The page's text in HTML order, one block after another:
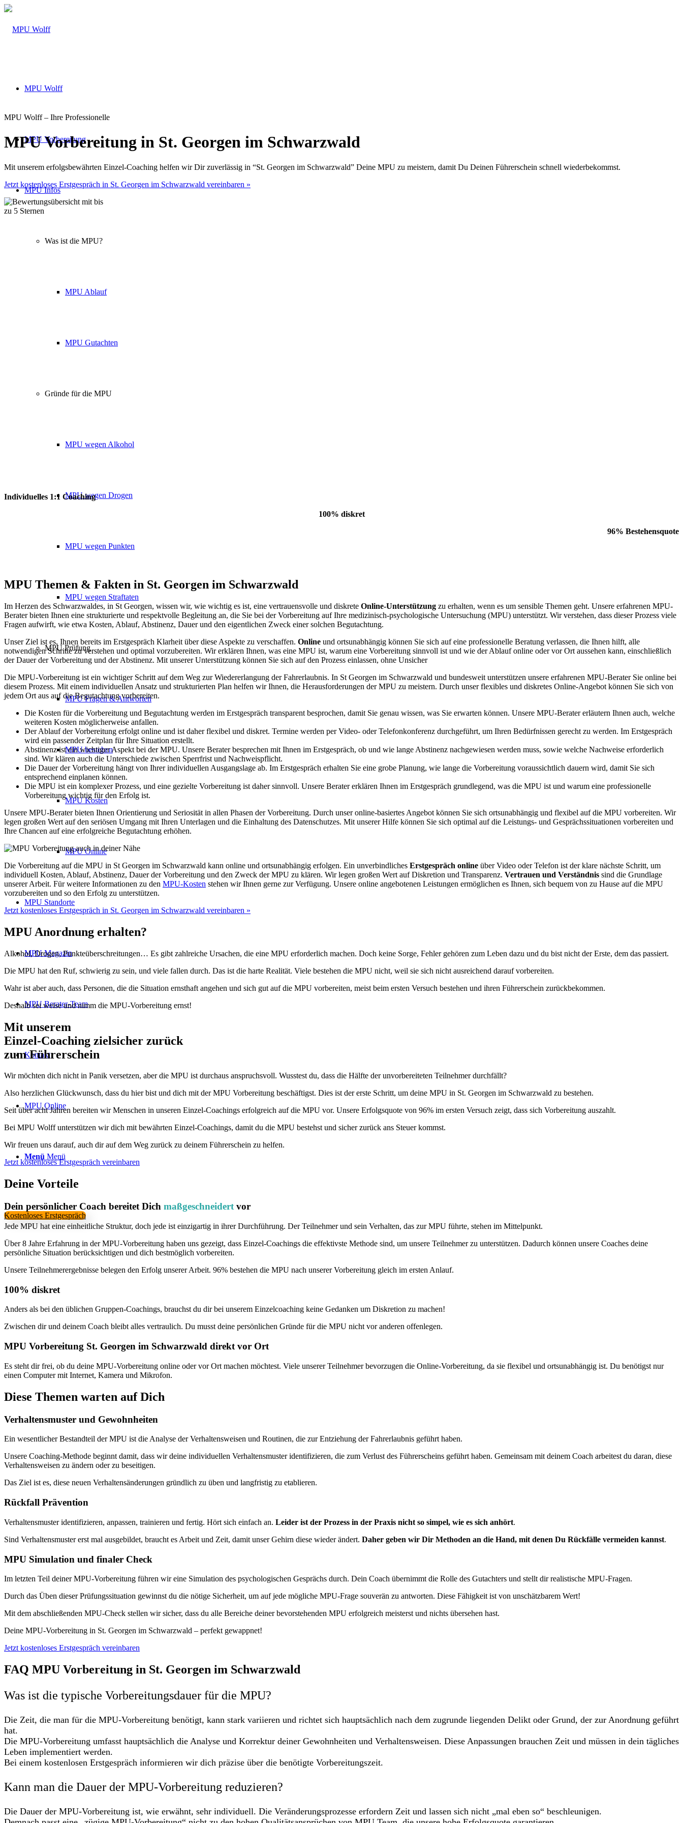
MPU Wolff
MPU Vorbereitung
MPU Infos
Was ist die MPU?
MPU Ablauf
MPU Gutachten
Gründe für die MPU
MPU wegen Alkohol
MPU wegen Drogen
MPU wegen Punkten
MPU wegen Straftaten
MPU Prüfung
MPU Fragen & Antworten
MPU bestehen
MPU Kosten
MPU Online
MPU Standorte
MPU Magazin
MPU Berater-Team
Kontakt
MPU Online
Menü Menü
Kostenloses Erstgespräch
MPU Wolff – Ihre Professionelle
MPU Vorbereitung in St. Georgen im Schwarzwald
Mit unserem erfolgsbewährten Einzel-Coaching helfen wir Dir zuverlässig in “St. Georgen im Schwarzwald” Deine MPU zu meistern, damit Du Deinen Führerschein schnell wiederbekommst.
Jetzt kostenloses Erstgespräch in St. Georgen im Schwarzwald vereinbaren »
Individuelles 1:1 Coaching
100% diskret
96% Bestehensquote
MPU Themen & Fakten in St. Georgen im Schwarzwald
Im Herzen des Schwarzwaldes, in St Georgen, wissen wir, wie wichtig es ist, eine vertrauensvolle und diskrete Online-Unterstützung zu erhalten, wenn es um sensible Themen geht. Unsere erfahrenen MPU-
Berater bieten Ihnen eine strukturierte und respektvolle Begleitung an, die Sie bei der Vorbereitung auf Ihre medizinisch-psychologische Untersuchung (MPU) unterstützt. Wir verstehen, dass dieser Prozess viele
Fragen aufwirft, wie etwa Kosten, Ablauf, Abstinenz, Dauer und den eigentlichen Zweck einer solchen Begutachtung.
Unser Ziel ist es, Ihnen bereits im Erstgespräch Klarheit über diese Aspekte zu verschaffen. Online und ortsunabhängig können Sie sich auf eine professionelle Beratung verlassen, die Ihnen hilft, alle
notwendigen Schritte zu verstehen und optimal vorzubereiten. Wir erklären Ihnen, was eine MPU ist, warum eine Vorbereitung sinnvoll ist und wie der Ablauf online oder vor Ort aussehen kann, einschließlich
der Dauer der Vorbereitung und der Abstinenz. Mit unserer Unterstützung können Sie sich auf den Prozess einlassen, ohne Unsicher
Die MPU-Vorbereitung ist ein wichtiger Schritt auf dem Weg zur Wiedererlangung der Fahrerlaubnis. In St Georgen im Schwarzwald und bundesweit unterstützen unsere erfahrenen MPU-Berater Sie online bei
diesem Prozess. Mit einem individuellen Ansatz und strukturierten Plan helfen wir Ihnen, die Herausforderungen der MPU zu meistern. Durch unser flexibles und diskretes Online-Angebot können Sie sich von
jedem Ort aus auf die Begutachtung vorbereiten.
Die Kosten für die Vorbereitung und Begutachtung werden im Erstgespräch transparent besprochen, damit Sie genau wissen, was Sie erwarten können. Unsere MPU-Berater erläutern Ihnen auch, welche
weiteren Kosten möglicherweise anfallen.
Der Ablauf der Vorbereitung erfolgt online und ist daher flexibel und diskret. Termine werden per Video- oder Telefonkonferenz durchgeführt, um Ihren Bedürfnissen gerecht zu werden. Im Erstgespräch
wird ein passender Zeitplan für Ihre Situation erstellt.
Abstinenz ist ein wichtiger Aspekt bei der MPU. Unsere Berater besprechen mit Ihnen im Erstgespräch, ob und wie lange Abstinenz nachgewiesen werden muss, sowie welche Nachweise erforderlich
sind. Wir klären auch die Unterschiede zwischen Sperrfrist und Nachweispflicht.
Die Dauer der Vorbereitung hängt von Ihrer individuellen Ausgangslage ab. Im Erstgespräch erhalten Sie eine grobe Planung, wie lange die Vorbereitung voraussichtlich dauern wird, damit Sie sich
entsprechend einplanen können.
Die MPU ist ein komplexer Prozess, und eine gezielte Vorbereitung ist daher sinnvoll. Unsere Berater erklären Ihnen im Erstgespräch grundlegend, was die MPU ist und warum eine professionelle
Vorbereitung wichtig für den Erfolg ist.
Unsere MPU-Berater bieten Ihnen Orientierung und Seriosität in allen Phasen der Vorbereitung. Durch unser online-basiertes Angebot können Sie sich ortsunabhängig und flexibel auf die MPU vorbereiten. Wir
legen großen Wert auf den seriösen Umgang mit Ihren Unterlagen und die Einhaltung des Datenschutzes. Mit unserer Hilfe können Sie sich optimal auf die Leistungs- und Gesprächssituationen vorbereiten und
Ihre Chancen auf eine erfolgreiche Begutachtung erhöhen.
Die Vorbereitung auf die MPU in St Georgen im Schwarzwald kann online und ortsunabhängig erfolgen. Ein unverbindliches Erstgespräch online über Video oder Telefon ist der klare nächste Schritt, um
individuell Kosten, Ablauf, Abstinenz, Dauer der Vorbereitung und den Zweck der MPU zu klären. Wir legen großen Wert auf Diskretion und Transparenz. Vertrauen und Verständnis sind die Grundlage
unserer Arbeit. Für weitere Informationen zu den MPU-Kosten stehen wir Ihnen gerne zur Verfügung. Unsere online angebotenen Leistungen ermöglichen es Ihnen, sich bequem von zu Hause auf die MPU
vorzubereiten und so den Erfolg zu unterstützen.
Jetzt kostenloses Erstgespräch in St. Georgen im Schwarzwald vereinbaren »
MPU Anordnung erhalten?
Alkohol, Drogen, Punkteüberschreitungen… Es gibt zahlreiche Ursachen, die eine MPU erforderlich machen. Doch keine Sorge, Fehler gehören zum Leben dazu und du bist nicht der Erste, dem das passiert.
Die MPU hat den Ruf, schwierig zu sein, und viele fallen durch. Das ist die harte Realität. Viele bestehen die MPU nicht, weil sie sich nicht ausreichend darauf vorbereiten.
Wahr ist aber auch, dass Personen, die die Situation ernsthaft angehen und sich gut auf die MPU vorbereiten, meist beim ersten Versuch bestehen und ihren Führerschein zurückbekommen.
Deshalb sei weise und nimm die MPU-Vorbereitung ernst!
Mit unserem
Einzel-Coaching zielsicher zurück
zum Führerschein
Wir möchten dich nicht in Panik versetzen, aber die MPU ist durchaus anspruchsvoll. Wusstest du, dass die Hälfte der unvorbereiteten Teilnehmer durchfällt?
Also herzlichen Glückwunsch, dass du hier bist und dich mit der MPU Vorbereitung beschäftigst. Dies ist der erste Schritt, um deine MPU in St. Georgen im Schwarzwald zu bestehen.
Seit über acht Jahren bereiten wir Menschen in unseren Einzel-Coachings erfolgreich auf die MPU vor. Unsere Erfolgsquote von 96% im ersten Versuch zeigt, dass sich Vorbereitung auszahlt.
Bei MPU Wolff unterstützen wir dich mit bewährten Einzel-Coachings, damit du die MPU bestehst und sicher zurück ans Steuer kommst.
Wir freuen uns darauf, auch dir auf dem Weg zurück zu deinem Führerschein zu helfen.
Jetzt kostenloses Erstgespräch vereinbaren
Deine Vorteile
Dein persönlicher Coach bereitet Dich maßgeschneidertvor
Jede MPU hat eine einheitliche Struktur, doch jede ist einzigartig in ihrer Durchführung. Der Teilnehmer und sein Verhalten, das zur MPU führte, stehen im Mittelpunkt.
Über 8 Jahre Erfahrung in der MPU-Vorbereitung haben uns gezeigt, dass Einzel-Coachings die effektivste Methode sind, um unsere Teilnehmer zu unterstützen. Dadurch können unsere Coaches deine
persönliche Situation berücksichtigen und dich bestmöglich vorbereiten.
Unsere Teilnehmerergebnisse belegen den Erfolg unserer Arbeit. 96% bestehen die MPU nach unserer Vorbereitung gleich im ersten Anlauf.
100% diskret
Anders als bei den üblichen Gruppen-Coachings, brauchst du dir bei unserem Einzelcoaching keine Gedanken um Diskretion zu machen!
Zwischen dir und deinem Coach bleibt alles vertraulich. Du musst deine persönlichen Gründe für die MPU nicht vor anderen offenlegen.
MPU Vorbereitung St. Georgen im Schwarzwald direkt vor Ort
Es steht dir frei, ob du deine MPU-Vorbereitung online oder vor Ort machen möchtest. Viele unserer Teilnehmer bevorzugen die Online-Vorbereitung, da sie flexibel und ortsunabhängig ist. Du benötigst nur
einen Computer mit Internet, Kamera und Mikrofon.
Diese Themen warten auf Dich
Verhaltensmuster und Gewohnheiten
Ein wesentlicher Bestandteil der MPU ist die Analyse der Verhaltensweisen und Routinen, die zur Entziehung der Fahrerlaubnis geführt haben.
Unsere Coaching-Methode beginnt damit, dass wir deine individuellen Verhaltensmuster identifizieren, die zum Verlust des Führerscheins geführt haben. Gemeinsam mit deinem Coach arbeitest du daran, diese
Verhaltensweisen zu ändern oder zu beseitigen.
Das Ziel ist es, diese neuen Verhaltensänderungen gründlich zu üben und langfristig zu etablieren.
Rückfall Prävention
Verhaltensmuster identifizieren, anpassen, trainieren und fertig. Hört sich einfach an. Leider ist der Prozess in der Praxis nicht so simpel, wie es sich anhört.
Sind Verhaltensmuster erst mal ausgebildet, braucht es Arbeit und Zeit, damit unser Gehirn diese wieder ändert. Daher geben wir Dir Methoden an die Hand, mit denen Du Rückfälle vermeiden kannst.
MPU Simulation und finaler Check
Im letzten Teil deiner MPU-Vorbereitung führen wir eine Simulation des psychologischen Gesprächs durch. Dein Coach übernimmt die Rolle des Gutachters und stellt dir realistische MPU-Fragen.
Durch das Üben dieser Prüfungssituation gewinnst du die nötige Sicherheit, um auf jede mögliche MPU-Frage souverän zu antworten. Diese Fähigkeit ist von unschätzbarem Wert!
Mit dem abschließenden MPU-Check stellen wir sicher, dass du alle Bereiche deiner bevorstehenden MPU erfolgreich meisterst und nichts übersehen hast.
Deine MPU-Vorbereitung in St. Georgen im Schwarzwald – perfekt gewappnet!
Jetzt kostenloses Erstgespräch vereinbaren
FAQ MPU Vorbereitung in St. Georgen im Schwarzwald
Was ist die typische Vorbereitungsdauer für die MPU?
Die Zeit, die man für die MPU-Vorbereitung benötigt, kann stark variieren und richtet sich hauptsächlich nach dem zugrunde liegenden Delikt oder Grund, der zur Anordnung geführt
hat.
Die MPU-Vorbereitung umfasst hauptsächlich die Analyse und Korrektur deiner Gewohnheiten und Verhaltensweisen. Diese Anpassungen brauchen Zeit und müssen in dein tägliches
Leben implementiert werden.
Bei einem kostenlosen Erstgespräch informieren wir dich präzise über die benötigte Vorbereitungszeit.
Kann man die Dauer der MPU-Vorbereitung reduzieren?
Die Dauer der MPU-Vorbereitung ist, wie erwähnt, sehr individuell. Die Veränderungsprozesse erfordern Zeit und lassen sich nicht „mal eben so“ beschleunigen.